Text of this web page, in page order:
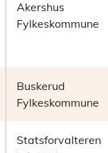
Akershus
Fylkeskommune
Buskerud
Fylkeskommune
Statsforvalteren